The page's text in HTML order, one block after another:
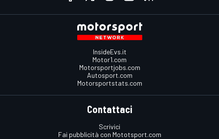
InsideEvs.it
Motor1.com
Motorsportjobs.com
Autosport.com
Motorsportstats.com
Contattaci
Scrivici
Fai pubblicità con Mototsport.com